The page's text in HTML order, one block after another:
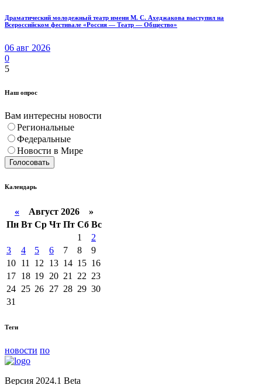
Драматический молодежный театр имени М. С. Ахеджакова выступил на
Всероссийском фестивале «Россия — Театр — Общество»
06 авг 2026
0
5
Наш опрос
Вам интересны новости
Региональные
Федеральные
Новости в Мире
Голосовать
Календарь
« Август 2026 »
Пн Вт Ср Чт Пт Сб Вс
1
2
3
4 5 6 7 8
9
10 11 12 13 14 15 16
17 18 19 20 21 22 23
24 25 26 27 28 29 30
31
Теги
новости по
Версия 2024.1 Beta